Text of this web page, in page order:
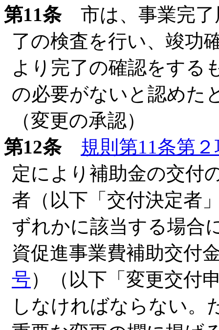
第11条市は、事業完了
了の検査を行い、竣功
より完了の確認をする
の必要がないと認めた
（変更の承認）
第12条
規則第11条第
定により補助金の交付
者（以下「交付決定者
ずれかに該当する場合
資促進事業費補助交付
号）（以下「変更交付
しなければならない。